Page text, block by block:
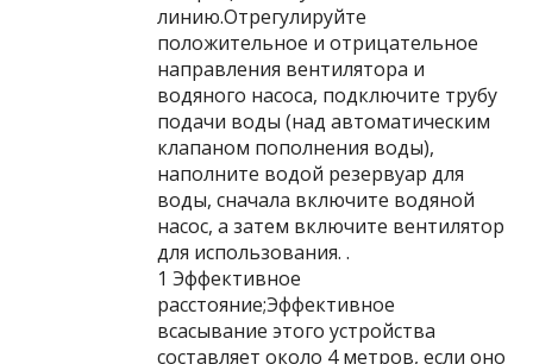
линию.Отрегулируйте
положительное и отрицательное
направления вентилятора и
водяного насоса, подключите трубу
подачи воды (над автоматическим
клапаном пополнения воды),
наполните водой резервуар для
воды, сначала включите водяной
насос, а затем включите вентилятор
для использования. .
1 Эффективное
расстояние;Эффективное
всасывание этого устройства
составляет около 4 метров, если оно